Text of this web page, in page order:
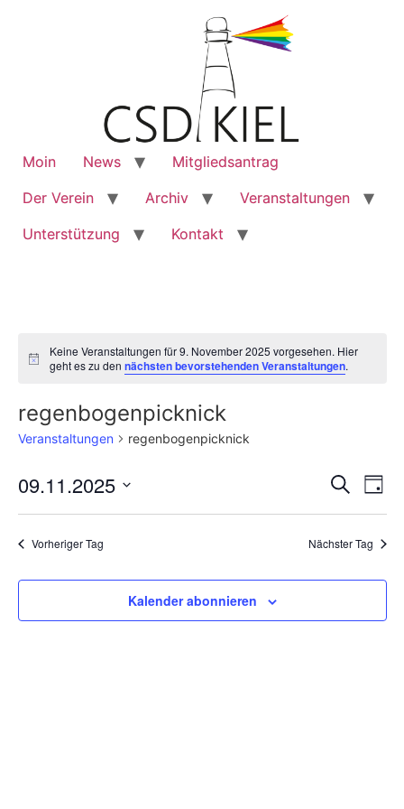
Moin News
Mitgliedsantrag
Der Verein
Archiv
Veranstaltungen
Unterstützung
Kontakt
Notice
Keine Veranstaltungen für 9. November 2025 vorgesehen. Hier
geht es zu dennächsten bevorstehenden Veranstaltungen.
regenbogenpicknick
Veranstaltungen regenbogenpicknick
und
SucheTag
09.11.2025
wählen.
Vorheriger Tag Nächster Tag
Kalender abonnieren